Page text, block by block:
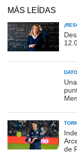
MÁS LEÍDAS
de